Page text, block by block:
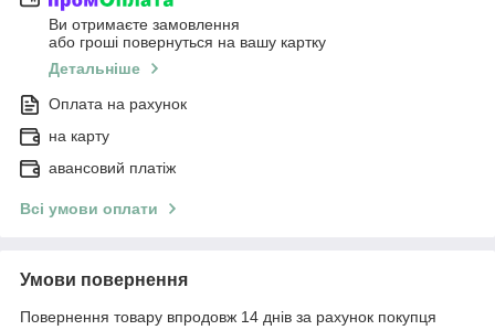
Ви отримаєте замовлення
або гроші повернуться на вашу картку
Детальніше
Оплата на рахунок
на карту
авансовий платіж
Всі умови оплати
Умови повернення
Повернення товару впродовж 14 днів за рахунок покупця